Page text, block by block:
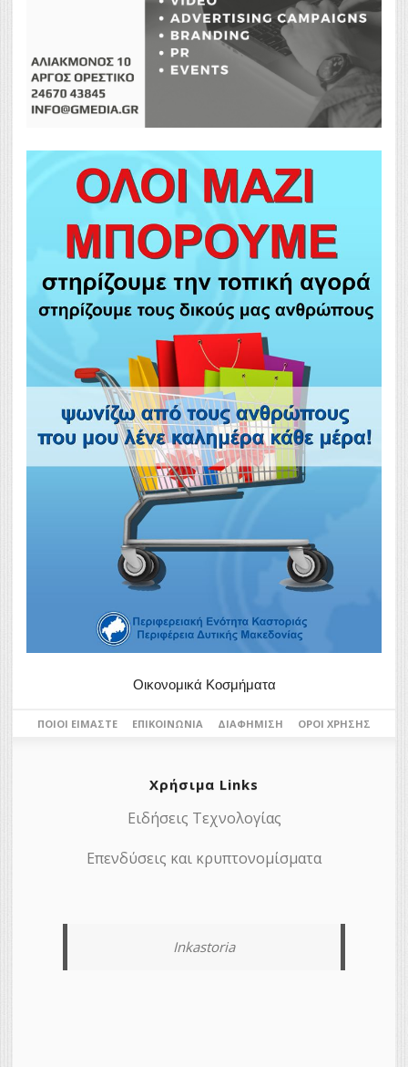
Οικονομικά Κοσμήματα
ΠΟΙΟΙ ΕΊΜΑΣΤΕ ΕΠΙΚΟΙΝΩΝΊΑ ΔΙΑΦΉΜΙΣΗ ΌΡΟΙ ΧΡΉΣΗΣ
Χρήσιμα Links
Ειδήσεις Τεχνολογίας
Επενδύσεις και κρυπτονομίσματα
Inkastoria